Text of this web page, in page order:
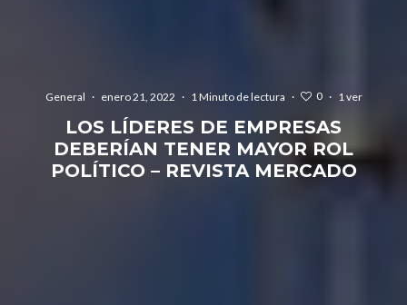
General · enero 21, 2022 · 1 Minuto de lectura · 0 · 1 ver
LOS LÍDERES DE EMPRESAS
DEBERÍAN TENER MAYOR ROL
POLÍTICO – REVISTA MERCADO